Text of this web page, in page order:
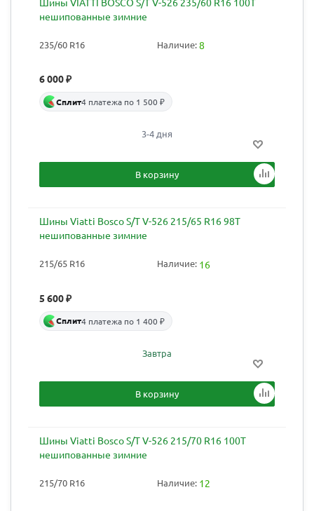
нешипованные зимние
235/60 R16 Наличие:8
6 000₽
Сплит4 платежа по 1 500 ₽
3-4 дня
В корзину
Шины Viatti Bosco S/T V-526 215/65 R16 98T
нешипованные зимние
215/65 R16 Наличие: 16
5 600₽
Сплит4 платежа по 1 400 ₽
Завтра
В корзину
Шины Viatti Bosco S/T V-526 215/70 R16 100T
нешипованные зимние
215/70 R16 Наличие: 12